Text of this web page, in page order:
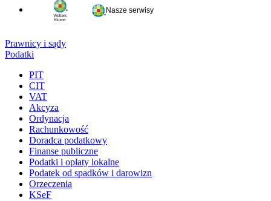
Nasze serwisy
Prawnicy i sądy
Podatki
PIT
CIT
VAT
Akcyza
Ordynacja
Rachunkowość
Doradca podatkowy
Finanse publiczne
Podatki i opłaty lokalne
Podatek od spadków i darowizn
Orzeczenia
KSeF